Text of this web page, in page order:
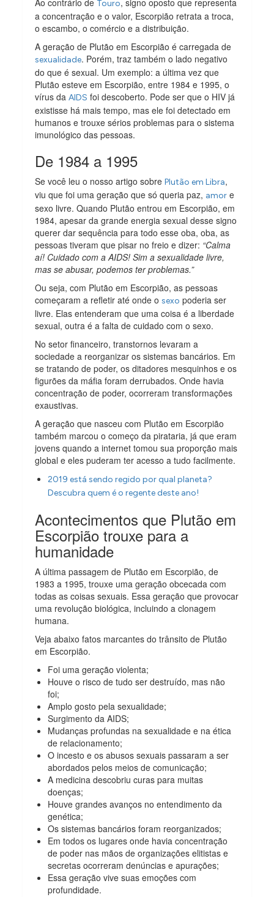
Ao contrário de Touro, signo oposto que representa
a concentração e o valor, Escorpião retrata a troca,
o escambo, o comércio e a distribuição.
A geração de Plutão em Escorpião é carregada de
sexualidade. Porém, traz também o lado negativo
do que é sexual. Um exemplo: a última vez que
Plutão esteve em Escorpião, entre 1984 e 1995, o
vírus daAIDS foi descoberto. Pode ser que o HIV já
existisse há mais tempo, mas ele foi detectado em
humanos e trouxe sérios problemas para o sistema
imunológico das pessoas.
De 1984 a 1995
Se você leu o nosso artigo sobrePlutão em Libra,
viu que foi uma geração que só queria paz, amor e
sexo livre. Quando Plutão entrou em Escorpião, em
1984, apesar da grande energia sexual desse signo
querer dar sequência para todo esse oba, oba, as
pessoas tiveram que pisar no freio e dizer: “Calma
aí! Cuidado com a AIDS! Sim a sexualidade livre,
mas se abusar, podemos ter problemas.”
Ou seja, com Plutão em Escorpião, as pessoas
começaram a refletir até onde osexo poderia ser
livre. Elas entenderam que uma coisa é a liberdade
sexual, outra é a falta de cuidado com o sexo.
No setor financeiro, transtornos levaram a
sociedade a reorganizar os sistemas bancários. Em
se tratando de poder, os ditadores mesquinhos e os
figurões da máfia foram derrubados. Onde havia
concentração de poder, ocorreram transformações
exaustivas.
A geração que nasceu com Plutão em Escorpião
também marcou o começo da pirataria, já que eram
jovens quando a internet tomou sua proporção mais
global e eles puderam ter acesso a tudo facilmente.
2019 está sendo regido por qual planeta?
Descubra quem é o regente deste ano!
Acontecimentos que Plutão em
Escorpião trouxe para a
humanidade
A última passagem de Plutão em Escorpião, de
1983 a 1995, trouxe uma geração obcecada com
todas as coisas sexuais. Essa geração que provocar
uma revolução biológica, incluindo a clonagem
humana.
Veja abaixo fatos marcantes do trânsito de Plutão
em Escorpião.
Foi uma geração violenta;
Houve o risco de tudo ser destruído, mas não
foi;
Amplo gosto pela sexualidade;
Surgimento da AIDS;
Mudanças profundas na sexualidade e na ética
de relacionamento;
O incesto e os abusos sexuais passaram a ser
abordados pelos meios de comunicação;
A medicina descobriu curas para muitas
doenças;
Houve grandes avanços no entendimento da
genética;
Os sistemas bancários foram reorganizados;
Em todos os lugares onde havia concentração
de poder nas mãos de organizações elitistas e
secretas ocorreram denúncias e apurações;
Essa geração vive suas emoções com
profundidade.